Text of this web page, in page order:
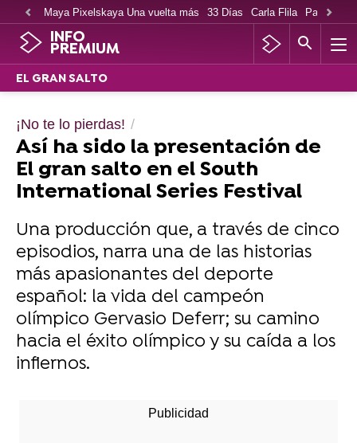
Maya Pixelskaya Una vuelta más 33 Días Carla Flila Paco
INFO
PREMIUM
EL GRAN SALTO
¡No te lo pierdas!
Así ha sido la presentación de
El gran salto en el South
International Series Festival
Una producción que, a través de cinco
episodios, narra una de las historias
más apasionantes del deporte
español: la vida del campeón
olímpico Gervasio Deferr; su camino
hacia el éxito olímpico y su caída a los
infiernos.